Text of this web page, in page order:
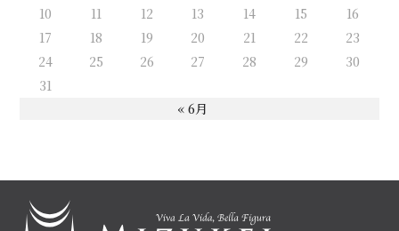
10
11 12 13 14 15
16
17
18 19 20 21 22
23
24
25 26 27 28 29
30
31
« 6月